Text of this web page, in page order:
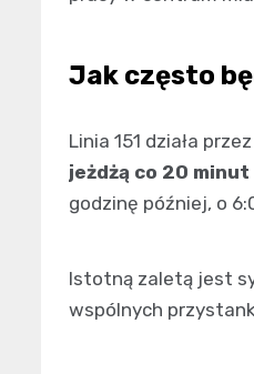
Jak często
Linia 151 działa
jeżdżą co 20
godzinę później, o
Istotną zaletą jest
wspólnych